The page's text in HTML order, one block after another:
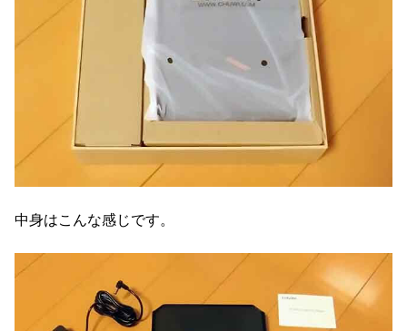
中身はこんな感じです。